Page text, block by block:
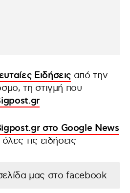
Ειδήσεις από την
τη στιγμή που
στο Google News
τις ειδήσεις
μας στο facebook